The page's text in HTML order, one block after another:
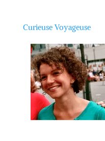
Curieuse Voyageuse